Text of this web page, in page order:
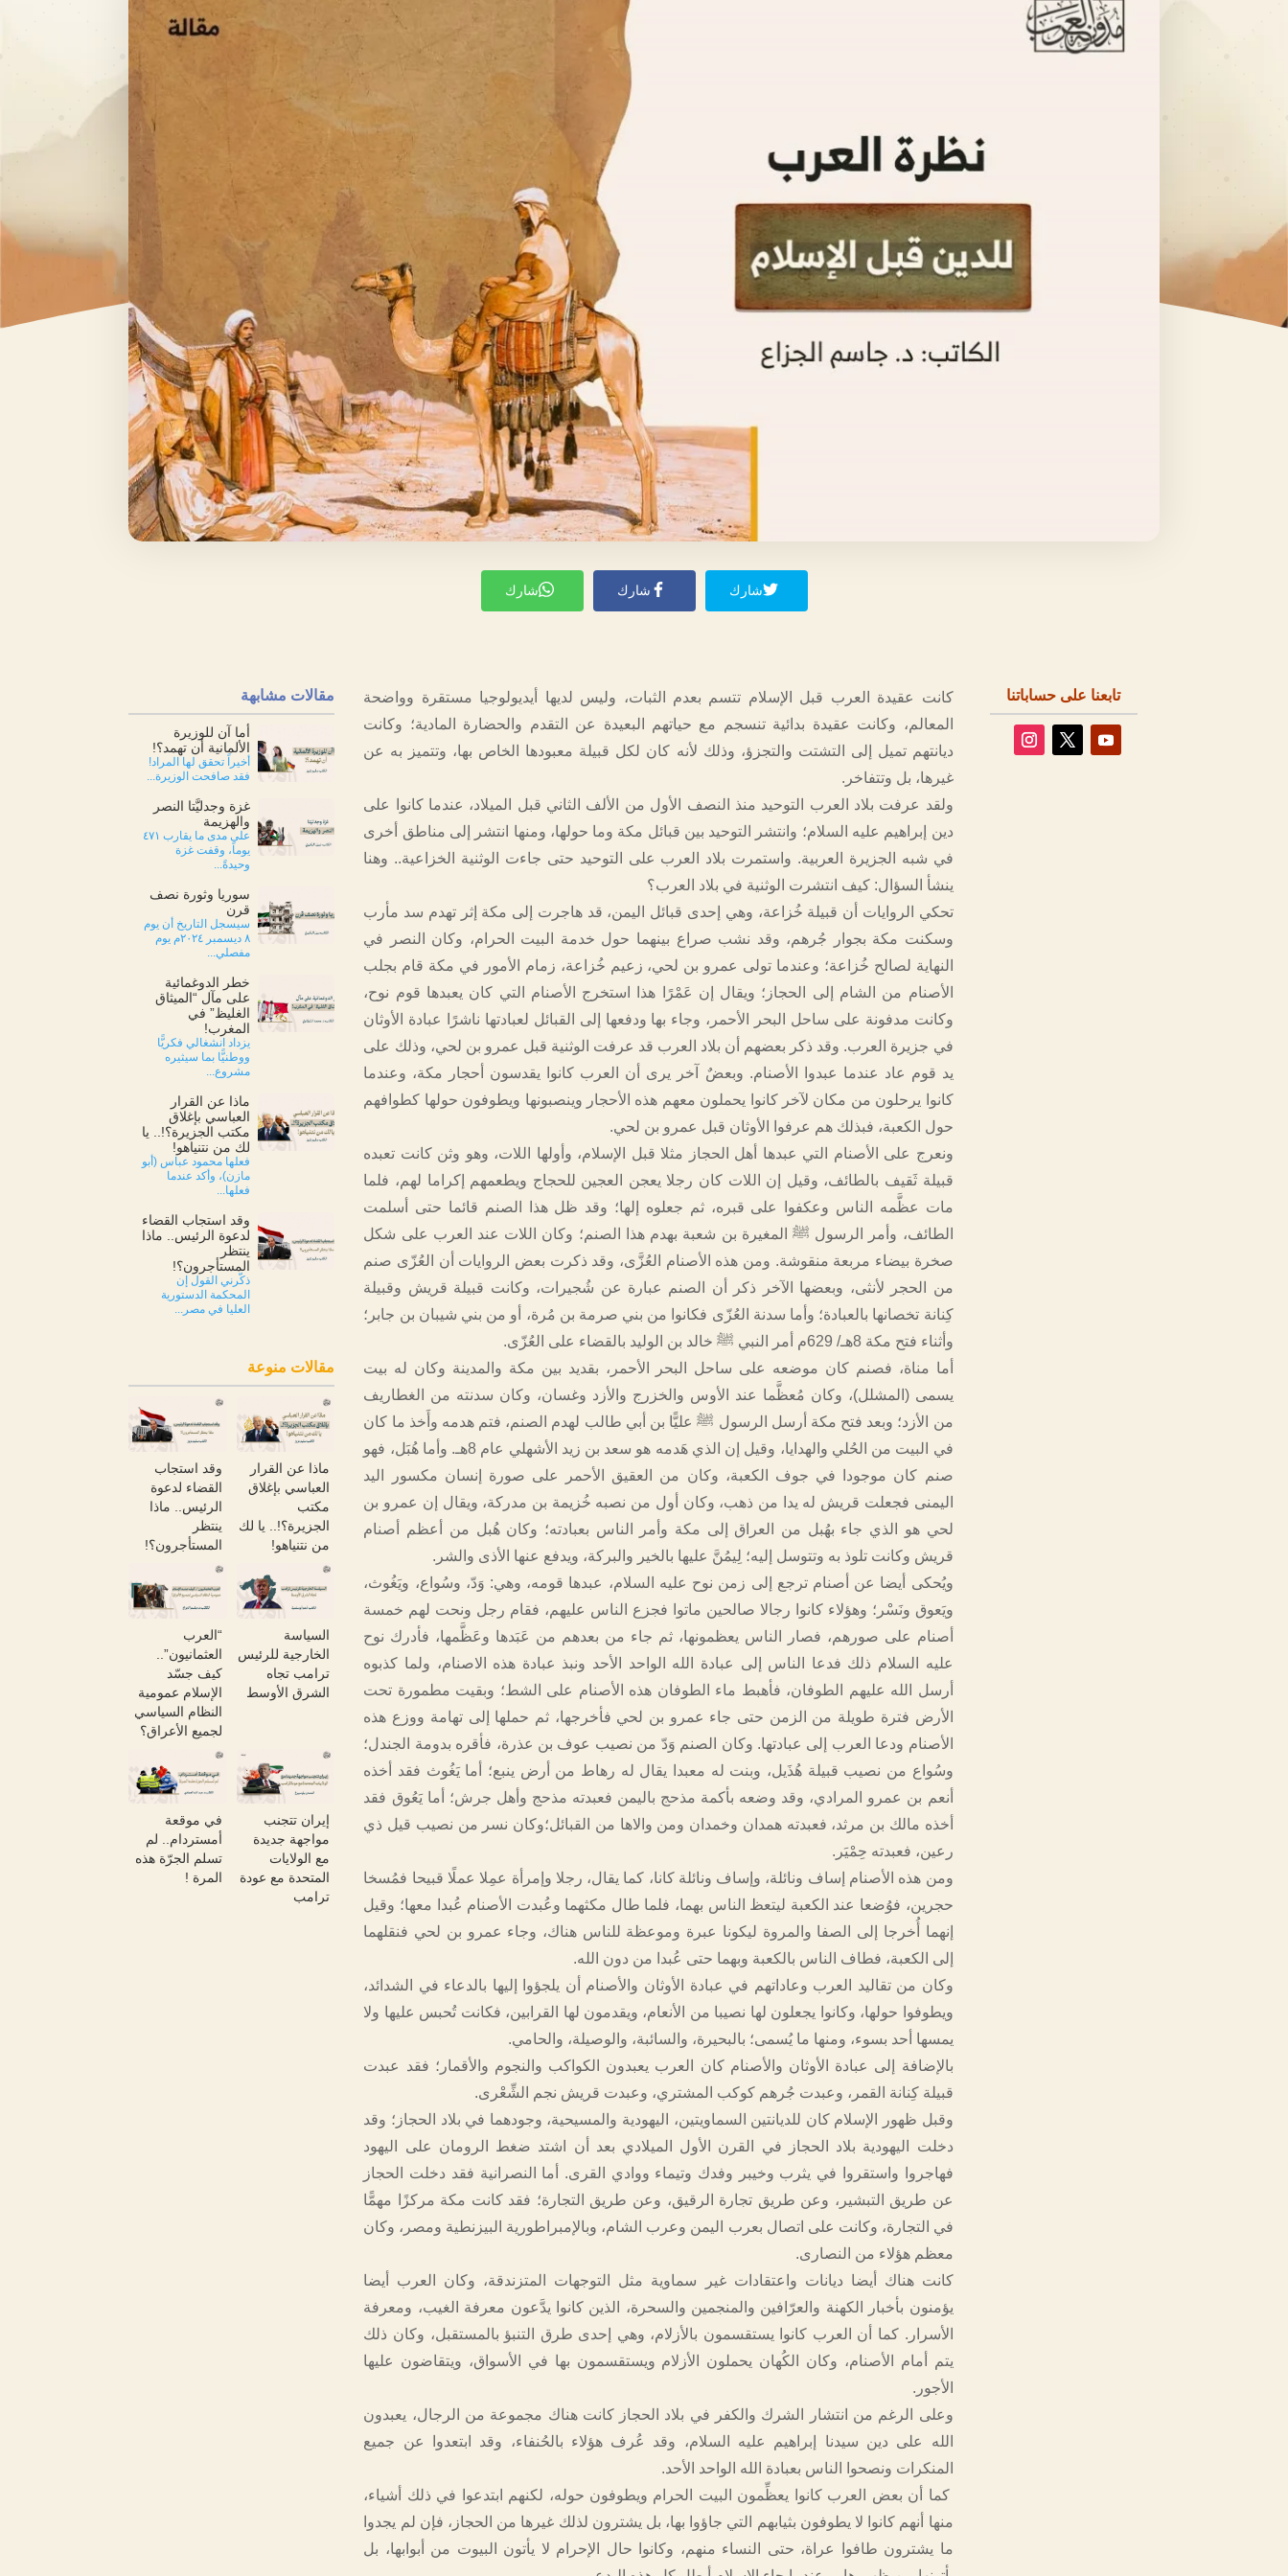
شارك شارك شارك
مقالات مشابهة
أما آن للوزيرة
الألمانية أن تهمد؟!
أخيراً تحقق لها المراد!
فقد صافحت الوزيرة...
غزة وجدليَّتا النصر
والهزيمة
على مدى ما يقارب ٤٧١
يوماً، وقفت غزة
وحيدةً...
سوريا وثورة نصف
قرن
سيسجل التاريخ أن يوم
٨ ديسمبر ٢٠٢٤م يوم
مفصلي...
خطر الدوغمائية
على مآل “الميثاق
الغليظ” في
المغرب!
يزداد انشغالي فكريًّا
ووطنيًّا بما سيثيره
مشروع...
ماذا عن القرار
العباسي بإغلاق
مكتب الجزيرة؟!.. يا
لك من نتنياهو!
فعلها محمود عباس (أبو
مازن)، وأكد عندما
فعلها...
وقد استجاب القضاء
لدعوة الرئيس.. ماذا
ينتظر
المستأجرون؟!
ذكّرني القول إن
المحكمة الدستورية
العليا في مصر...
مقالات منوعة
ماذا عن القرار
العباسي بإغلاق
مكتب
الجزيرة؟!.. يا لك
من نتنياهو!
وقد استجاب
القضاء لدعوة
الرئيس.. ماذا
ينتظر
المستأجرون؟!
السياسة
الخارجية للرئيس
ترامب تجاه
الشرق الأوسط
“العرب
العثمانيون”..
كيف جسّد
الإسلام عمومية
النظام السياسي
لجميع الأعراق؟
إيران تتجنب
مواجهة جديدة
مع الولايات
المتحدة مع عودة
ترامب
في موقعة
أمستردام.. لم
تسلم الجرّة هذه
المرة !
كانت عقيدة العرب قبل الإسلام تتسم بعدم الثبات، وليس لديها أيديولوجيا مستقرة وواضحة
المعالم، وكانت عقيدة بدائية تنسجم مع حياتهم البعيدة عن التقدم والحضارة المادية؛ وكانت
ديانتهم تميل إلى التشتت والتجزؤ، وذلك لأنه كان لكل قبيلة معبودها الخاص بها، وتتميز به عن
غيرها، بل وتتفاخر.
ولقد عرفت بلاد العرب التوحيد منذ النصف الأول من الألف الثاني قبل الميلاد، عندما كانوا على
دين إبراهيم عليه السلام؛ وانتشر التوحيد بين قبائل مكة وما حولها، ومنها انتشر إلى مناطق أخرى
في شبه الجزيرة العربية. واستمرت بلاد العرب على التوحيد حتى جاءت الوثنية الخزاعية.. وهنا
ينشأ السؤال: كيف انتشرت الوثنية في بلاد العرب؟
تحكي الروايات أن قبيلة خُزاعة، وهي إحدى قبائل اليمن، قد هاجرت إلى مكة إثر تهدم سد مأرب
وسكنت مكة بجوار جُرهم، وقد نشب صراع بينهما حول خدمة البيت الحرام، وكان النصر في
النهاية لصالح خُزاعة؛ وعندما تولى عمرو بن لحي، زعيم خُزاعة، زمام الأمور في مكة قام بجلب
الأصنام من الشام إلى الحجاز؛ ويقال إن عَمْرًا هذا استخرج الأصنام التي كان يعبدها قوم نوح،
وكانت مدفونة على ساحل البحر الأحمر، وجاء بها ودفعها إلى القبائل لعبادتها ناشرًا عبادة الأوثان
في جزيرة العرب. وقد ذكر بعضهم أن بلاد العرب قد عرفت الوثنية قبل عمرو بن لحي، وذلك على
يد قوم عاد عندما عبدوا الأصنام. وبعضٌ آخر يرى أن العرب كانوا يقدسون أحجار مكة، وعندما
كانوا يرحلون من مكان لآخر كانوا يحملون معهم هذه الأحجار وينصبونها ويطوفون حولها كطوافهم
حول الكعبة، فبذلك هم عرفوا الأوثان قبل عمرو بن لحي.
ونعرج على الأصنام التي عبدها أهل الحجاز مثلا قبل الإسلام، وأولها اللات، وهو وثن كانت تعبده
قبيلة ثَقيف بالطائف، وقيل إن اللات كان رجلا يعجن العجين للحجاج ويطعمهم إكراما لهم، فلما
مات عظَّمه الناس وعكفوا على قبره، ثم جعلوه إلها؛ وقد ظل هذا الصنم قائما حتى أسلمت
الطائف، وأمر الرسول ﷺ المغيرة بن شعبة بهدم هذا الصنم؛ وكان اللات عند العرب على شكل
صخرة بيضاء مربعة منقوشة. ومن هذه الأصنام العُزَّى، وقد ذكرت بعض الروايات أن العُزّى صنم
من الحجر لأنثى، وبعضها الآخر ذكر أن الصنم عبارة عن شُجيرات، وكانت قبيلة قريش وقبيلة
كِنانة تخصانها بالعبادة؛ وأما سدنة العُزّى فكانوا من بني صرمة بن مُرة، أو من بني شيبان بن جابر؛
وأثناء فتح مكة 8هـ/ 629م أمر النبي ﷺ خالد بن الوليد بالقضاء على العُزّى.
أما مناة، فصنم كان موضعه على ساحل البحر الأحمر، بقديد بين مكة والمدينة وكان له بيت
يسمى (المشلل)، وكان مُعظَّما عند الأوس والخزرج والأزد وغسان، وكان سدنته من الغطاريف
من الأزد؛ وبعد فتح مكة أرسل الرسول ﷺ عليًّا بن أبي طالب لهدم الصنم، فتم هدمه وأَخذ ما كان
في البيت من الحُلي والهدايا، وقيل إن الذي هَدمه هو سعد بن زيد الأشهلي عام 8هـ. وأما هُبَل، فهو
صنم كان موجودا في جوف الكعبة، وكان من العقيق الأحمر على صورة إنسان مكسور اليد
اليمنى فجعلت قريش له يدا من ذهب، وكان أول من نصبه خُزيمة بن مدركة، ويقال إن عمرو بن
لحي هو الذي جاء بهُبل من العراق إلى مكة وأمر الناس بعبادته؛ وكان هُبل من أعظم أصنام
قريش وكانت تلوذ به وتتوسل إليه؛ لِيمُنَّ عليها بالخير والبركة، ويدفع عنها الأذى والشر.
ويُحكى أيضا عن أصنام ترجع إلى زمن نوح عليه السلام، عبدها قومه، وهي: وَدّ، وسُواع، ويَغُوث،
ويَعوق ونَسْر؛ وهؤلاء كانوا رجالا صالحين ماتوا فجزع الناس عليهم، فقام رجل ونحت لهم خمسة
أصنام على صورهم، فصار الناس يعظمونها، ثم جاء من بعدهم من عَبَدها وعَظَّمها، فأدرك نوح
عليه السلام ذلك فدعا الناس إلى عبادة الله الواحد الأحد ونبذ عبادة هذه الاصنام، ولما كذبوه
أرسل الله عليهم الطوفان، فأهبط ماء الطوفان هذه الأصنام على الشط؛ وبقيت مطمورة تحت
الأرض فترة طويلة من الزمن حتى جاء عمرو بن لحي فأخرجها، ثم حملها إلى تهامة ووزع هذه
الأصنام ودعا العرب إلى عبادتها. وكان الصنم وَدّ من نصيب عوف بن عذرة، فأقره بدومة الجندل؛
وسُواع من نصيب قبيلة هُذَيل، وبنت له معبدا يقال له رهاط من أرض ينبع؛ أما يَغُوث فقد أخذه
أنعم بن عمرو المرادي، وقد وضعه بأكمة مذحج باليمن فعبدته مذحج وأهل جرش؛ أما يَعُوق فقد
أخذه مالك بن مرثد، فعبدته همدان وخمدان ومن والاها من القبائل؛وكان نسر من نصيب قيل ذي
رعين، فعبدته حِمْيَر.
ومن هذه الأصنام إساف ونائلة، وإساف ونائلة كانا، كما يقال، رجلا وإمرأة عمِلا عملًا قبيحا فمُسخا
حجرين، فوُضعا عند الكعبة ليتعظ الناس بهما، فلما طال مكثهما وعُبدت الأصنام عُبدا معها؛ وقيل
إنهما أُخرجا إلى الصفا والمروة ليكونا عبرة وموعظة للناس هناك، وجاء عمرو بن لحي فنقلهما
إلى الكعبة، فطاف الناس بالكعبة وبهما حتى عُبدا من دون الله.
وكان من تقاليد العرب وعاداتهم في عبادة الأوثان والأصنام أن يلجؤوا إليها بالدعاء في الشدائد،
ويطوفوا حولها، وكانوا يجعلون لها نصيبا من الأنعام، ويقدمون لها القرابين، فكانت تُحبس عليها ولا
يمسها أحد بسوء، ومنها ما يُسمى؛ بالبحيرة، والسائبة، والوصيلة، والحامي.
بالإضافة إلى عبادة الأوثان والأصنام كان العرب يعبدون الكواكب والنجوم والأقمار؛ فقد عبدت
قبيلة كِنانة القمر، وعبدت جُرهم كوكب المشتري، وعبدت قريش نجم الشِّعْرى.
وقبل ظهور الإسلام كان للديانتين السماويتين، اليهودية والمسيحية، وجودهما في بلاد الحجاز؛ وقد
دخلت اليهودية بلاد الحجاز في القرن الأول الميلادي بعد أن اشتد ضغط الرومان على اليهود
فهاجروا واستقروا في يثرب وخيبر وفدك وتيماء ووادي القرى. أما النصرانية فقد دخلت الحجاز
عن طريق التبشير، وعن طريق تجارة الرقيق، وعن طريق التجارة؛ فقد كانت مكة مركزًا مهمًّا
في التجارة، وكانت على اتصال بعرب اليمن وعرب الشام، وبالإمبراطورية البيزنطية ومصر، وكان
معظم هؤلاء من النصارى.
كانت هناك أيضا ديانات واعتقادات غير سماوية مثل التوجهات المتزندقة، وكان العرب أيضا
يؤمنون بأخبار الكهنة والعرّافين والمنجمين والسحرة، الذين كانوا يدَّعون معرفة الغيب، ومعرفة
الأسرار. كما أن العرب كانوا يستقسمون بالأزلام، وهي إحدى طرق التنبؤ بالمستقبل، وكان ذلك
يتم أمام الأصنام، وكان الكُهان يحملون الأزلام ويستقسمون بها في الأسواق، ويتقاضون عليها
الأجور.
وعلى الرغم من انتشار الشرك والكفر في بلاد الحجاز كانت هناك مجموعة من الرجال، يعبدون
الله على دين سيدنا إبراهيم عليه السلام، وقد عُرف هؤلاء بالحُنفاء، وقد ابتعدوا عن جميع
المنكرات ونصحوا الناس بعبادة الله الواحد الأحد.
كما أن بعض العرب كانوا يعظِّمون البيت الحرام ويطوفون حوله، لكنهم ابتدعوا في ذلك أشياء،
منها أنهم كانوا لا يطوفون بثيابهم التي جاؤوا بها، بل يشترون لذلك غيرها من الحجاز، فإن لم يجدوا
ما يشترون طافوا عراة، حتى النساء منهم، وكانوا حال الإحرام لا يأتون البيوت من أبوابها، بل
تابعنا على حساباتنا